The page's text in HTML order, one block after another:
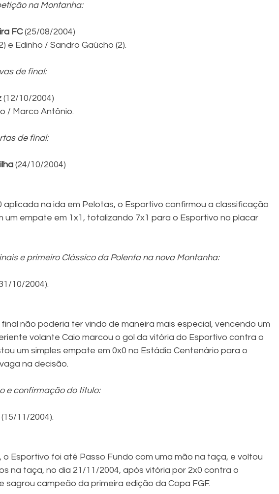
na Montanha:
FC (25/08/2004)
e Edinho / Sandro Gaúcho (2).
de final:
(12/10/2004)
/ Marco Antônio.
de final:
(24/10/2004)
aplicada na ida em Pelotas, o Esportivo confirmou a classificação
um empate em 1x1, totalizando 7x1 para o Esportivo no placar
e primeiro Clássico da Polenta na nova Montanha:
10/2004).
não poderia ter vindo de maneira mais especial, vencendo um
volante Caio marcou o gol da vitória do Esportivo contra o
um simples empate em 0x0 no Estádio Centenário para o
na decisão.
e confirmação do título:
(15/11/2004).
o Esportivo foi até Passo Fundo com uma mão na taça, e voltou
na taça, no dia 21/11/2004, após vitória por 2x0 contra o
sagrou campeão da primeira edição da Copa FGF.